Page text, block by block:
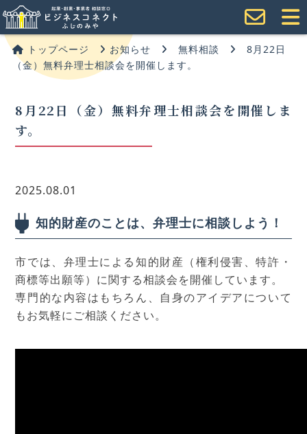
トップページ お知らせ 無料相談
8月22日
（金）無料弁理士相談会を開催します。
8月22日（金）無料弁理士相談会を開催しま
す。
2025.08.01
知的財産のことは、弁理士に相談しよう！
市では、弁理士による知的財産（権利侵害、特許・
商標等出願等）に関する相談会を開催しています。
専門的な内容はもちろん、自身のアイデアについて
もお気軽にご相談ください。